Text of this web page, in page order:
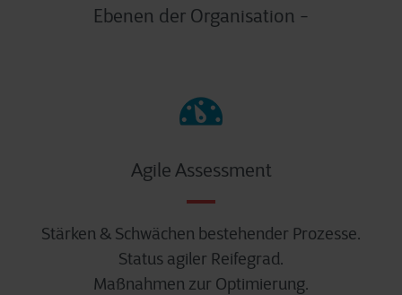
Ebenen der Organisation -
Agile Assessment
Stärken & Schwächen bestehender Prozesse.
Status agiler Reifegrad.
Maßnahmen zur Optimierung.